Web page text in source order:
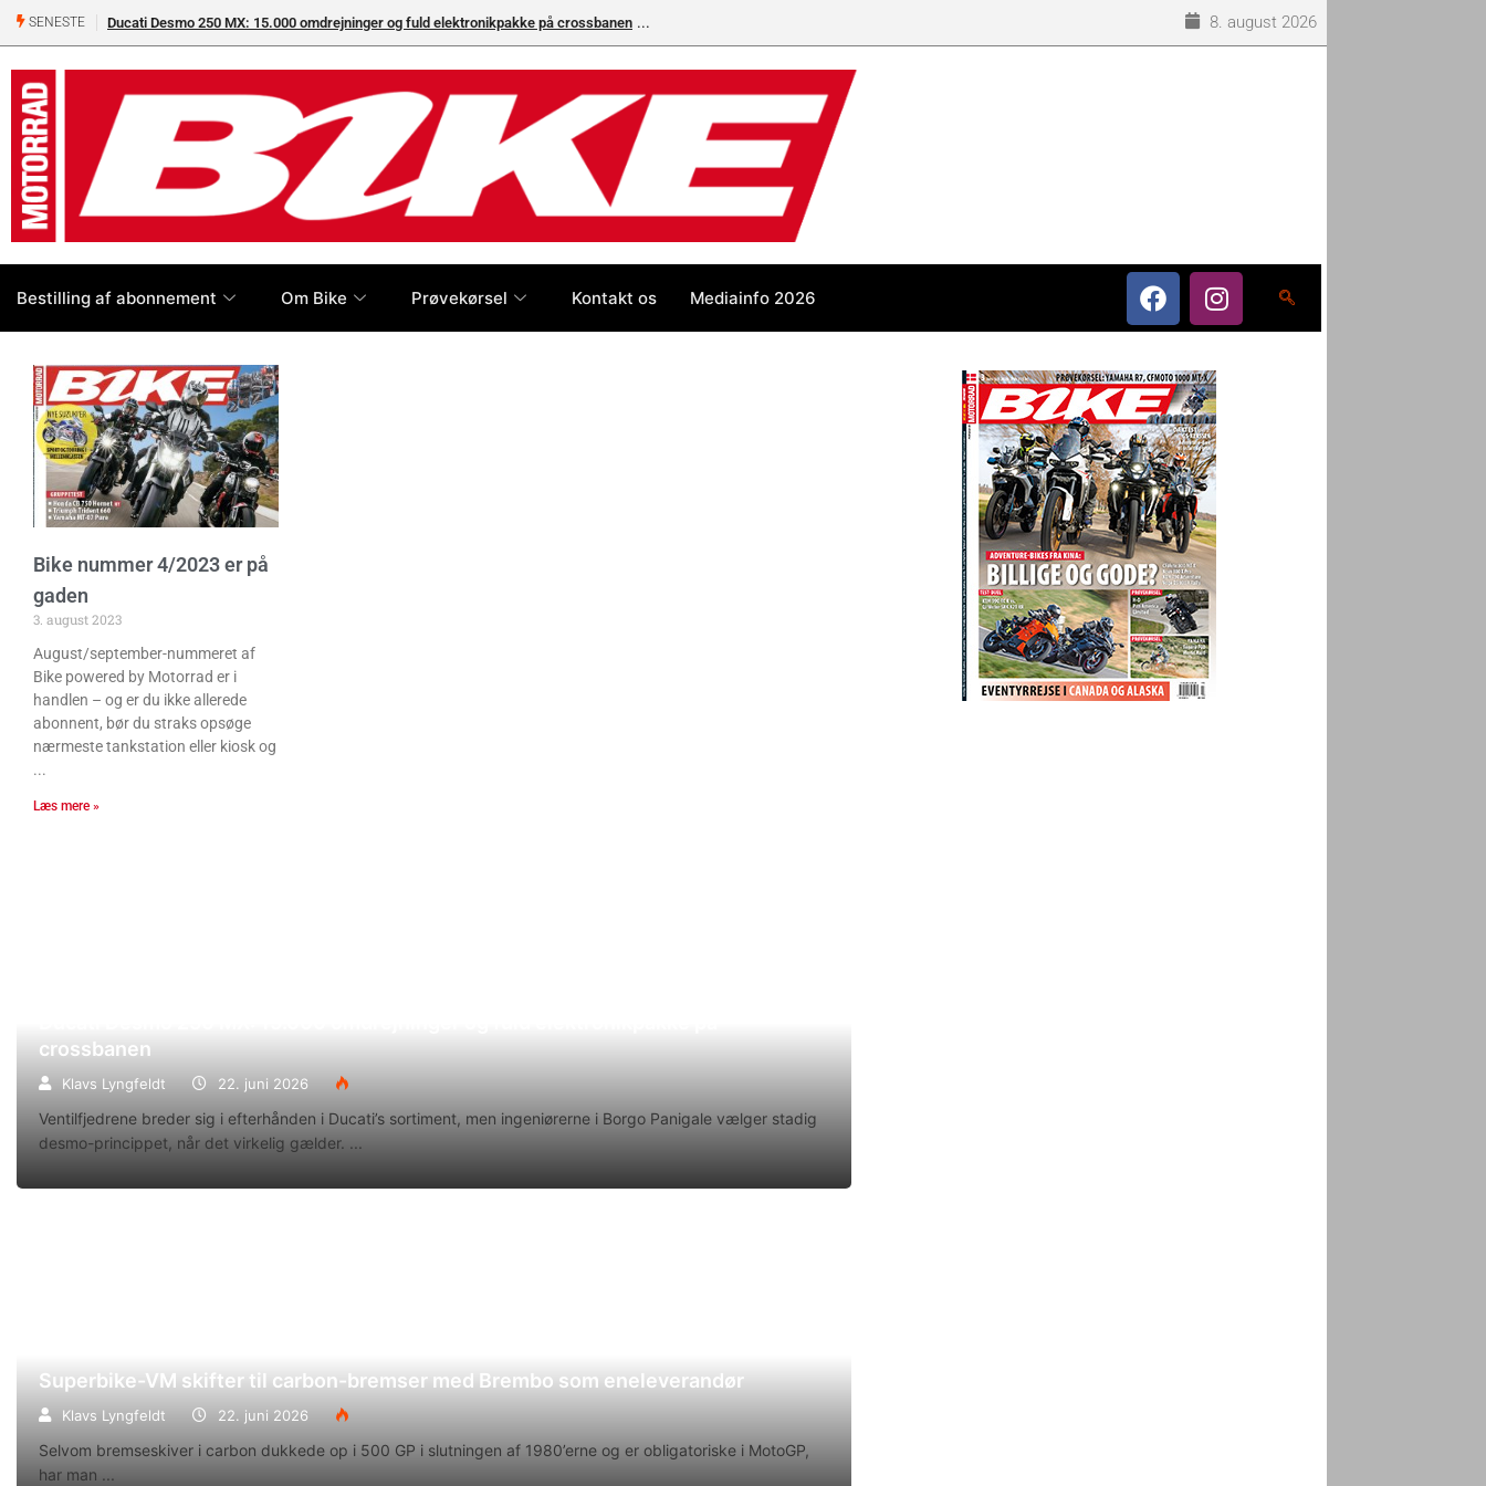
SENESTE Ducati Desmo 250 MX: 15.000 omdrejninger og fuld elektronikpakke på crossbanen 8. august 2026
Bestilling af abonnement Om Bike Prøvekørsel Kontakt os Mediainfo 2026
Bike nummer 4/2023 er på
gaden
3. august 2023
August/september-nummeret af
Bike powered by Motorrad er i
handlen – og er du ikke allerede
abonnent, bør du straks opsøge
nærmeste tankstation eller kiosk og
Læs mere »
crossbanen
Klavs Lyngfeldt 22. juni 2026
Ventilfjedrene breder sig i efterhånden i Ducati’s sortiment, men ingeniørerne i Borgo Panigale vælger stadig
desmo-princippet, når det virkelig gælder.
Superbike-VM skifter til carbon-bremser med Brembo som eneleverandør
Klavs Lyngfeldt 22. juni 2026
Selvom bremseskiver i carbon dukkede op i 500 GP i slutningen af 1980’erne og er obligatoriske i MotoGP,
har man